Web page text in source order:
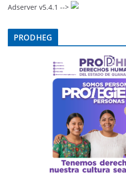
Adserver v5.4.1 -->
PRODHEG